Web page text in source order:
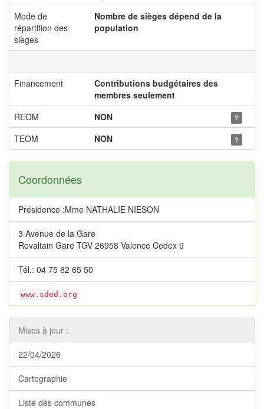
Mode de
répartition des
sièges
Nombre de sièges dépend de la
population
Financement
Contributions budgétaires des
membres seulement
REOM
NON ?
TEOM NON ?
Coordonnées
Présidence :Mme NATHALIE NIESON
3 Avenue de la Gare
Rovaltain Gare TGV 26958 Valence Cedex 9
Tél.: 04 75 82 65 50
www.sded.org
Mises à jour :
22/04/2026
Cartographie
Liste des communes